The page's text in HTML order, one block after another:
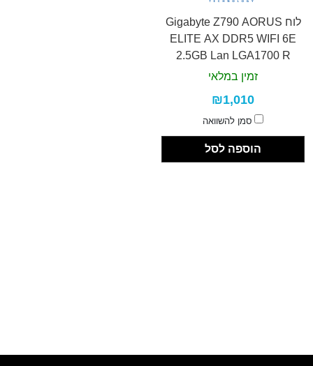
לוח Gigabyte Z790 AORUS
ELITE AX DDR5 WIFI 6E
2.5GB Lan LGA1700 R
זמין במלאי
₪1,010
סמן להשוואה
הוספה לסל